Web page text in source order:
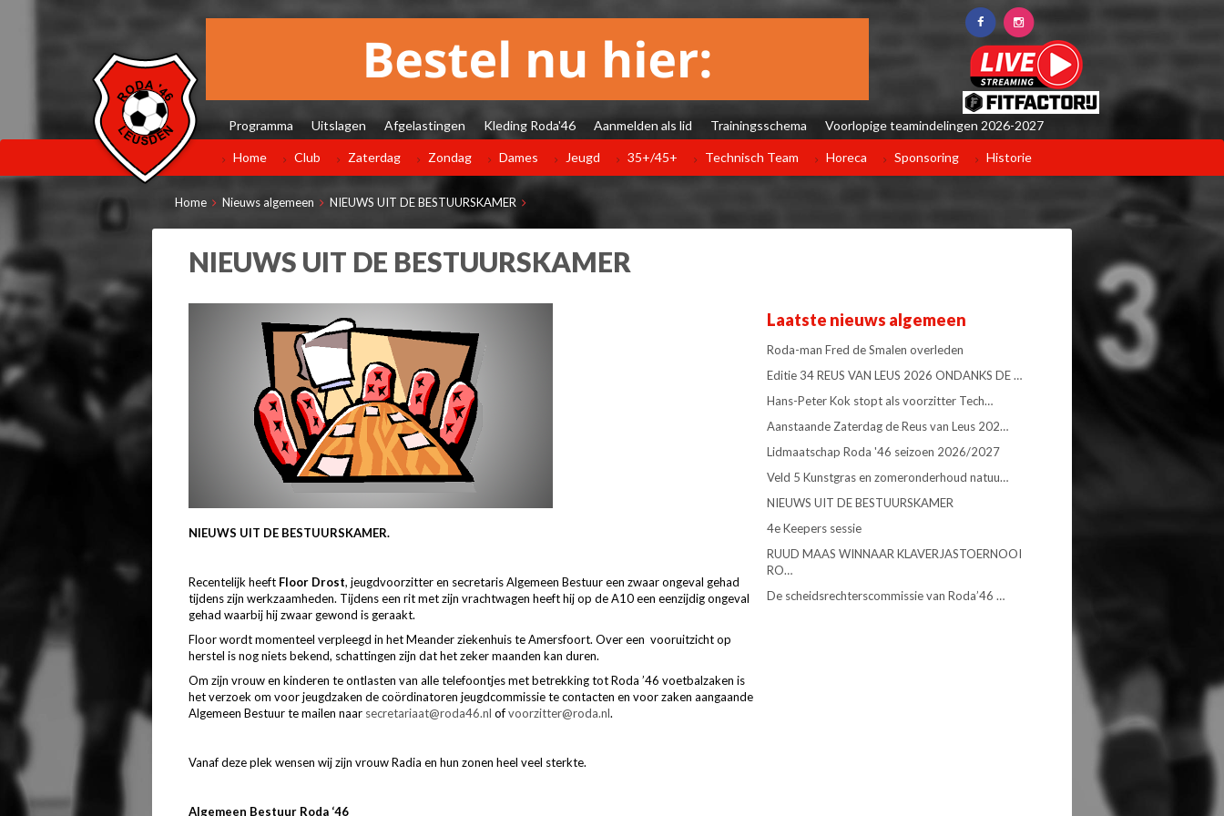
Programma Uitslagen Afgelastingen Kleding Roda'46 Aanmelden als lid Trainingsschema Voorlopige teamindelingen 2026-2027
Home Club Zaterdag Zondag Dames Jeugd 35+/45+ Technisch Team Horeca Sponsoring Historie
Home Nieuws algemeen NIEUWS UIT DE BESTUURSKAMER
NIEUWS UIT DE BESTUURSKAMER
NIEUWS UIT DE BESTUURSKAMER.
Recentelijk heeft Floor Drost, jeugdvoorzitter en secretaris Algemeen Bestuur een zwaar ongeval gehad
tijdens zijn werkzaamheden. Tijdens een rit met zijn vrachtwagen heeft hij op de A10 een eenzijdig ongeval
gehad waarbij hij zwaar gewond is geraakt.
Floor wordt momenteel verpleegd in het Meander ziekenhuis te Amersfoort. Over een vooruitzicht op
herstel is nog niets bekend, schattingen zijn dat het zeker maanden kan duren.
Om zijn vrouw en kinderen te ontlasten van alle telefoontjes met betrekking tot Roda ’46 voetbalzaken is
het verzoek om voor jeugdzaken de coördinatoren jeugdcommissie te contacten en voor zaken aangaande
Algemeen Bestuur te mailen naar secretariaat@roda46.nl ofvoorzitter@roda.nl.
Vanaf deze plek wensen wij zijn vrouw Radia en hun zonen heel veel sterkte.
Algemeen Bestuur Roda ‘46
Laatste nieuws algemeen
Roda-man Fred de Smalen overleden
Editie 34 REUS VAN LEUS 2026 ONDANKS DE …
Hans-Peter Kok stopt als voorzitter Tech…
Aanstaande Zaterdag de Reus van Leus 202…
Lidmaatschap Roda '46 seizoen 2026/2027
Veld 5 Kunstgras en zomeronderhoud natuu…
NIEUWS UIT DE BESTUURSKAMER
4e Keepers sessie
RUUD MAAS WINNAAR KLAVERJASTOERNOOI
RO…
De scheidsrechterscommissie van Roda’46 …